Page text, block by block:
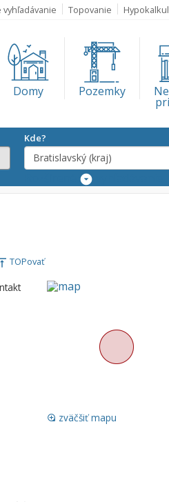
Topovanie
Domy Pozemky
Kde?
Bratislavský (kraj)
TOPovať
loupe zväčšiť mapu